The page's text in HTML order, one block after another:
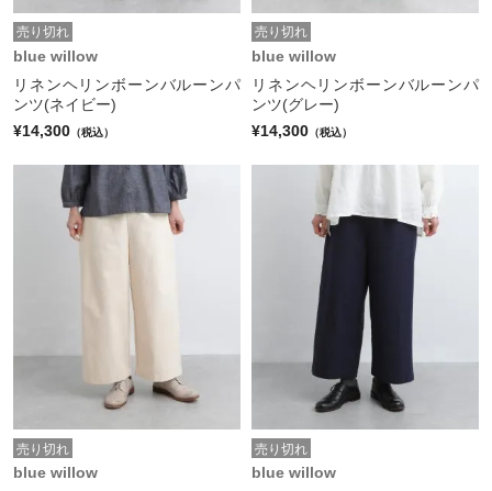
売り切れ
blue willow
リネンヘリンボーンバルーンパ
ンツ(ネイビー)
¥14,300 （税込）
売り切れ
blue willow
リネンヘリンボーンバルーンパ
ンツ(グレー)
¥14,300 （税込）
売り切れ
blue willow
売り切れ
blue willow